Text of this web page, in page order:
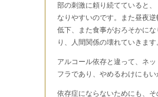
部の刺激に頼り続てていると
なりやすいのです。また昼夜
低下、また食事がおろそかに
り、人間関係の壊れていきます
アルコール依存と違って、ネ
フラであり、やめるわけにも
依存症にならないためにも、